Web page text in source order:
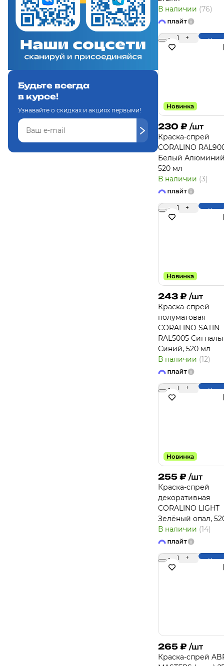
Будьте всегда
в курсе!
Узнавайте о скидках и акциях первыми!
В наличии (76)
- 1 +
Новинка
230 ₽ /шт
Краска-спрей
CORALINO
Белый
520 мл
В наличии (3)
- 1 +
Новинка
243 ₽ /шт
Краска-спрей
полуматовая
CORALINO SATIN
RAL5005
Синий, 520 мл
В наличии (12)
- 1 +
Новинка
255 ₽ /шт
Краска-спрей
декоративная
CORALINO LIGHT
Зелёный опал,
В наличии (14)
- 1 +
265 ₽ /шт
Краска-спрей